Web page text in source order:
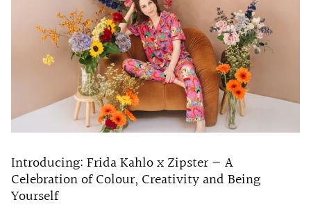
Introducing: Frida Kahlo x Zipster — A
Celebration of Colour, Creativity and Being
Yourself